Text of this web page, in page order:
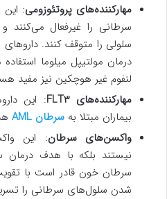
مهارکننده‌های پروتئوزومی: این
سرطانی را غیرفعال می‌کنند
سلولی را متوقف کنند. داروهای
درمان مولتیپل میلوما
لنفوم غیر هوچکین نیز مفید
مهارکننده‌های FLT۳
بیماران مبتلا به سرطان AML
واکسن‌های سرطان: این
نیستند بلکه با هدف
سرطان خون قادر است با
شدن سلول‌های سرطانی را